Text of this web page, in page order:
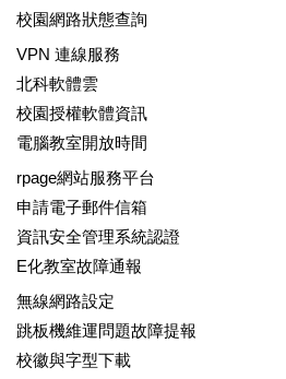
校園網路狀態查詢
VPN 連線服務
北科軟體雲
校園授權軟體資訊
電腦教室開放時間
rpage網站服務平台
申請電子郵件信箱
資訊安全管理系統認證
E化教室故障通報
無線網路設定
跳板機維運問題故障提報
校徽與字型下載